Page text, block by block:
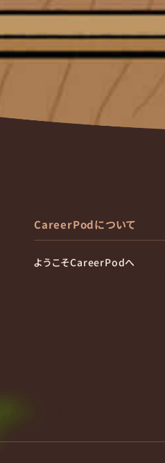
CareerPodについて
ようこそCareerPodへ